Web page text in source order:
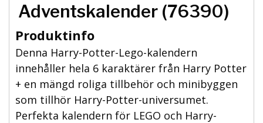
Adventskalender (76390)
Produktinfo
Denna Harry-Potter-Lego-kalendern
innehåller hela 6 karaktärer från Harry Potter
+ en mängd roliga tillbehör och minibyggen
som tillhör Harry-Potter-universumet.
Perfekta kalendern för LEGO och Harry-